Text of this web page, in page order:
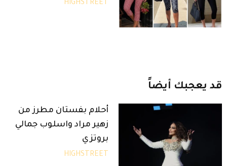
HIGHSTREET
قد يعجبك أيضاً
أحلام بفستان مطرز من
زهير مراد واسلوب جمالي
بروتزي
HIGHSTREET